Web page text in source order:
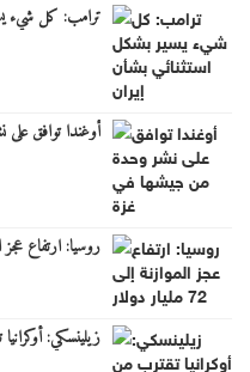
ترامب: كل شيء
أوغندا توافق
روسيا: ارتفاع عجز الموازنة
زيلينسكي: